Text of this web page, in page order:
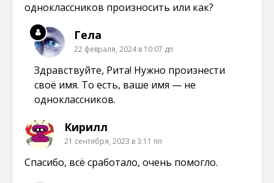
одноклассников произносить или как?
Гела
22 февраля, 2024 в 10:07 дп
Здравствуйте, Рита! Нужно произнести
своё имя. То есть, ваше имя — не
одноклассников.
Кирилл
21 сентября, 2023 в 3:11 пп
Спасибо, всё сработало, очень помогло.